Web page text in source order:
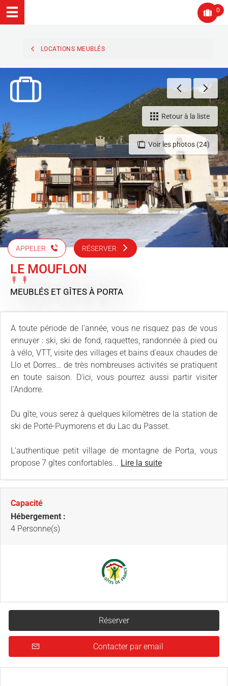
0
LOCATIONS MEUBLÉS
Voir les photos (24)
Retour à la liste
APPELER RÉSERVER
LE MOUFLON
MEUBLÉS ET GÎTES À PORTA
A toute période de l'année, vous ne risquez pas de vous
ennuyer : ski, ski de fond, raquettes, randonnée à pied ou
à vélo, VTT, visite des villages et bains d'eaux chaudes de
Llo et Dorres… de très nombreuses activités se pratiquent
en toute saison. D'ici, vous pourrez aussi partir visiter
l'Andorre.
Du gîte, vous serez à quelques kilomètres de la station de
ski de Porté-Puymorens et du Lac du Passet.
L'authentique petit village de montagne de Porta, vous
propose 7 gîtes confortables... Lire la suite
Capacité
Hébergement :
4 Personne(s)
Réserver
Contacter par email